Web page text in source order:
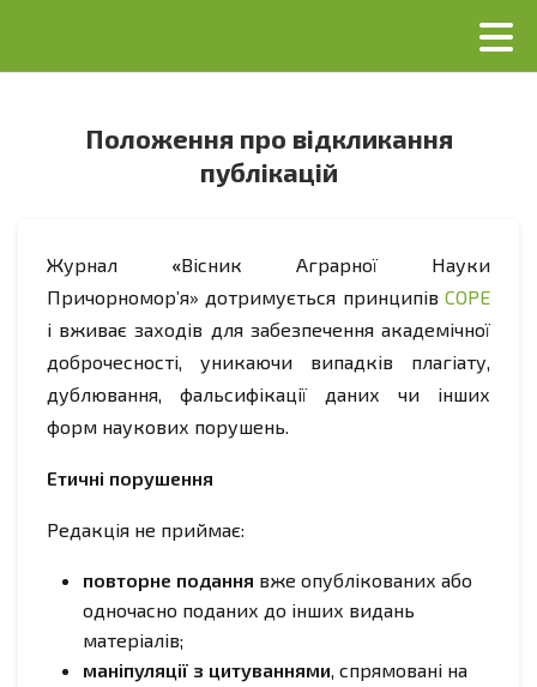
Положення про відкликання
публікацій
Журнал «Вісник Аграрної Науки
Причорномор’я» дотримується принципів COPE
і вживає заходів для забезпечення академічної
доброчесності, уникаючи випадків плагіату,
дублювання, фальсифікації даних чи інших
форм наукових порушень.
Етичні порушення
Редакція не приймає:
повторне подання вже опублікованих або
одночасно поданих до інших видань
матеріалів;
маніпуляції з цитуваннями, спрямовані на